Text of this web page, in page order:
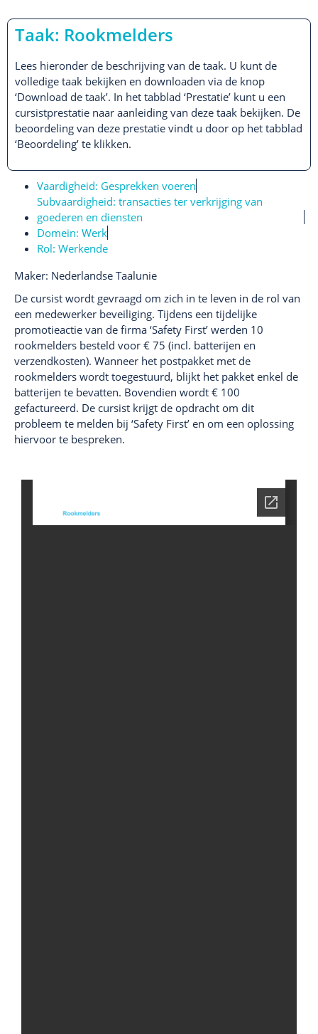
Taak: Rookmelders
Lees hieronder de beschrijving van de taak. U kunt de
volledige taak bekijken en downloaden via de knop
‘Download de taak’. In het tabblad ‘Prestatie’ kunt u een
cursistprestatie naar aanleiding van deze taak bekijken. De
beoordeling van deze prestatie vindt u door op het tabblad
‘Beoordeling’ te klikken.
Vaardigheid: Gesprekken voeren
Subvaardigheid: transacties ter verkrijging van
goederen en diensten
Domein: Werk
Rol: Werkende
Maker: Nederlandse Taalunie
De cursist wordt gevraagd om zich in te leven in de rol van
een medewerker beveiliging. Tijdens een tijdelijke
promotieactie van de firma ‘Safety First’ werden 10
rookmelders besteld voor € 75 (incl. batterijen en
verzendkosten). Wanneer het postpakket met de
rookmelders wordt toegestuurd, blijkt het pakket enkel de
batterijen te bevatten. Bovendien wordt € 100
gefactureerd. De cursist krijgt de opdracht om dit
probleem te melden bij ‘Safety First’ en om een oplossing
hiervoor te bespreken.